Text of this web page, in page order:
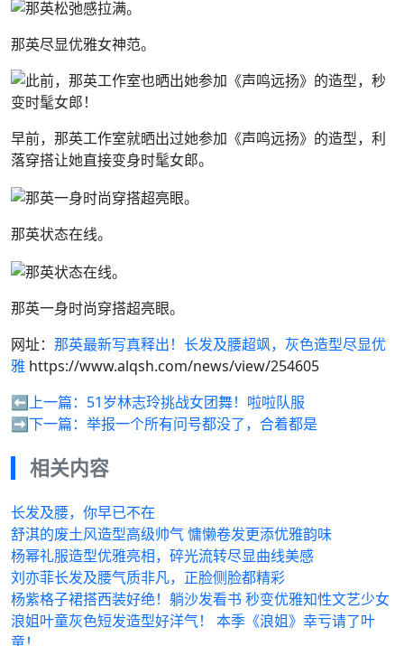
那英尽显优雅女神范。
早前，那英工作室就晒出过她参加《声鸣远扬》的造型，利
落穿搭让她直接变身时髦女郎。
那英状态在线。
那英一身时尚穿搭超亮眼。
网址： 那英最新写真释出！长发及腰超飒，灰色造型尽显优
雅 https://www.alqsh.com/news/view/254605
⬅️上一篇： 51岁林志玲挑战女团舞！啦啦队服
➡️下一篇： 举报一个所有问号都没了，合着都是
相关内容
长发及腰，你早已不在
舒淇的废土风造型高级帅气 慵懒卷发更添优雅韵味
杨幂礼服造型优雅亮相，碎光流转尽显曲线美感
刘亦菲长发及腰气质非凡，正脸侧脸都精彩
杨紫格子裙搭西装好绝！躺沙发看书 秒变优雅知性文艺少女
浪姐叶童灰色短发造型好洋气！ 本季《浪姐》幸亏请了叶